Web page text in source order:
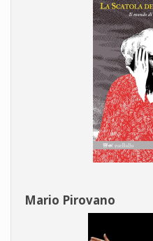
Mario Pirovano